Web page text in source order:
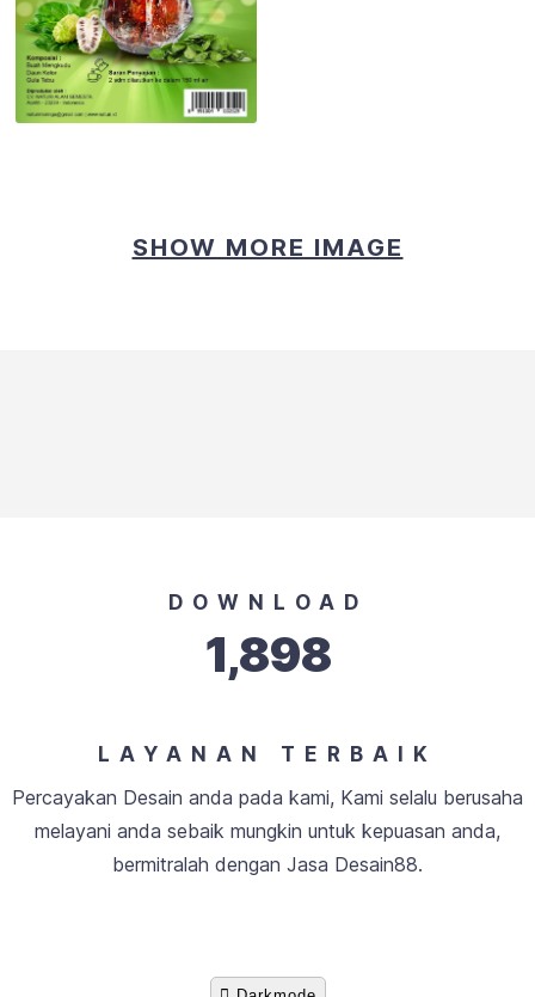
SHOW MORE IMAGE
DOWNLOAD
1,898
LAYANAN TERBAIK
Percayakan Desain anda pada kami, Kami selalu berusaha
melayani anda sebaik mungkin untuk kepuasan anda,
bermitralah dengan Jasa Desain88.